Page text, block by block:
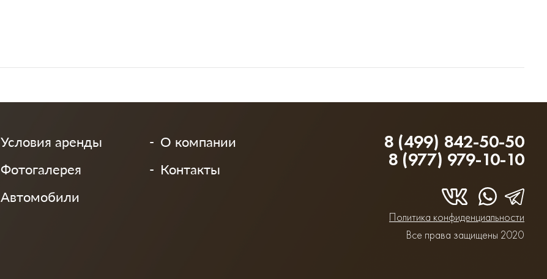
Условия аренды
Фотогалерея
Автомобили
О компании
Контакты
8 (499) 842-50-50
8 (977) 979-10-10
Политика конфиденциальности
Все права защищены 2020